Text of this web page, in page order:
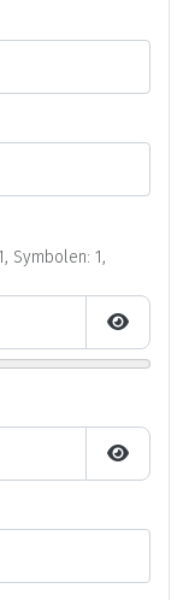
Symbolen: 1,
Toon
Toon